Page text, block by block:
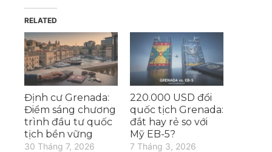
RELATED
Định cư Grenada:
Điểm sáng chương
trình đầu tư quốc
tịch bền vững
30 Tháng 7, 2026
220.000 USD đổi
quốc tịch Grenada:
đắt hay rẻ so với
Mỹ EB-5?
7 Tháng 3, 2026